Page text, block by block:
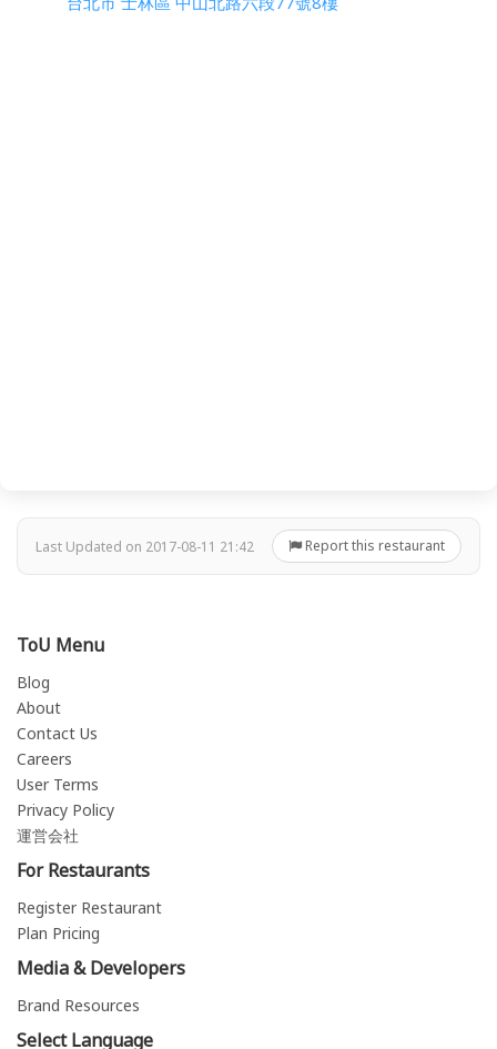
Last Updated on 2017-08-11 21:42 Report this restaurant
ToU Menu
Blog
About
Contact Us
Careers
User Terms
Privacy Policy
運営会社
For Restaurants
Register Restaurant
Plan Pricing
Media & Developers
Brand Resources
Select Language